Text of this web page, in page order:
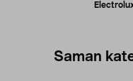
Saman